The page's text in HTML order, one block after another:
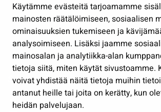
Käytämme evästeitä tarjoamamme
mainosten räätälöimiseen, sosiaalisen
ominaisuuksien tukemiseen ja
analysoimiseen. Lisäksi jaamme
mainosalan ja analytiikka-alan
tietoja siitä, miten käytät sivustoamme.
voivat yhdistää näitä tietoja muihin
antanut heille tai joita on kerätty, kun
heidän palvelujaan.
Työ ja yrittäminen
Osallistu ja asioi
Näytä omat evästeasetukseni
Seuraa meitä